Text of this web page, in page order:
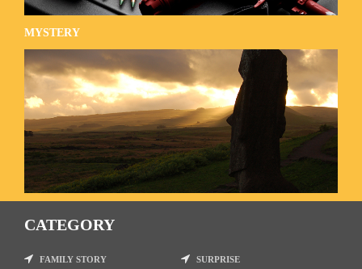
MYSTERY
CATEGORY
FAMILY STORY SURPRISE